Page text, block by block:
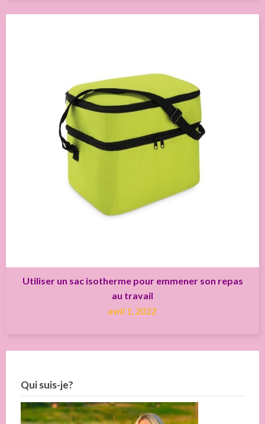
Utiliser un sac isotherme pour emmener son repas
au travail
avril 1, 2022
Qui suis-je?